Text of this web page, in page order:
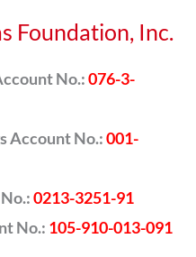
Foundation, Inc.
No.:076-3-
Account No.:001-
0213-3251-91
No.: 105-910-013-091